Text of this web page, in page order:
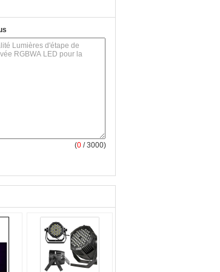
(0 / 3000)